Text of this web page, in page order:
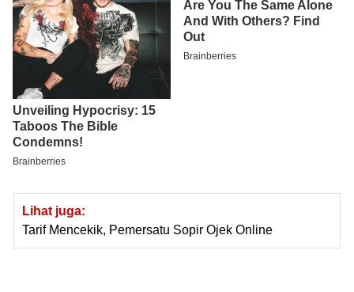
Lihat juga:
Tarif Mencekik, Pemersatu Sopir Ojek Online